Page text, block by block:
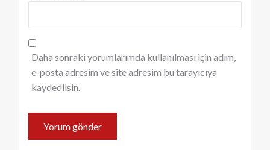
Daha sonraki yorumlarımda kullanılması için adım,
e-posta adresim ve site adresim bu tarayıcıya
kaydedilsin.